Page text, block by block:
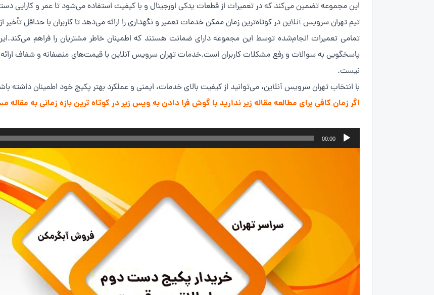
این مجموعه تضمین می‌کند که در تعمیرات از قطعات یدکی اورجینال و با کیفیت استفاده می‌شود تا عمر و کارایی
تیم تهران سرویس آنلاین در کوتاه‌ترین زمان ممکن خدمات تعمیر و نگهداری را ارائه می‌دهد تا کاربران با حداقل تأخیر
تمامی تعمیرات انجام‌شده توسط این مجموعه دارای ضمانت هستند که اطمینان خاطر مشتریان را فراهم
پاسخگویی به سوالات و رفع مشکلات کاربران است.خدمات تهران سرویس آنلاین با قیمت‌های منصفانه و شفاف ارائه
نیست.
با انتخاب تهران سرویس آنلاین، می‌توانید از کیفیت بالای خدمات، ایمنی و عملکرد بهتر پکیج خود اطمینان داشته
اگر زمان کافی برای مطالعه مقاله زیر ندارید با گوش فرا دادن به ویس زیر در کوتاه ترین بازه زمانی به
پخش‌کننده
صوت
00:00